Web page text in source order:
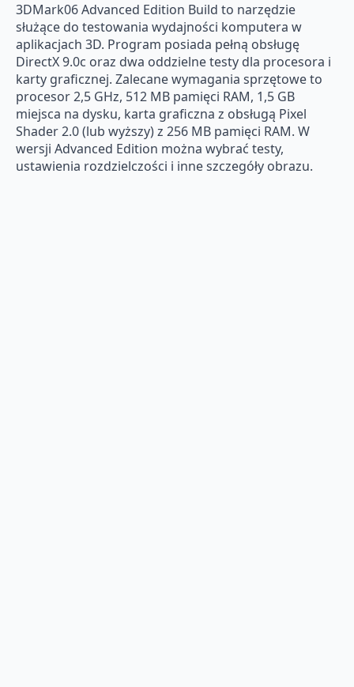
3DMark06 Advanced Edition Build to narzędzie
służące do testowania wydajności komputera w
aplikacjach 3D. Program posiada pełną obsługę
DirectX 9.0c oraz dwa oddzielne testy dla procesora i
karty graficznej. Zalecane wymagania sprzętowe to
procesor 2,5 GHz, 512 MB pamięci RAM, 1,5 GB
miejsca na dysku, karta graficzna z obsługą Pixel
Shader 2.0 (lub wyższy) z 256 MB pamięci RAM. W
wersji Advanced Edition można wybrać testy,
ustawienia rozdzielczości i inne szczegóły obrazu.